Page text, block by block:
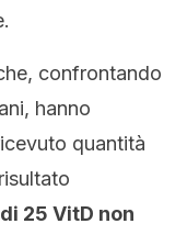
confrontando
hanno
quantità
25 VitD non